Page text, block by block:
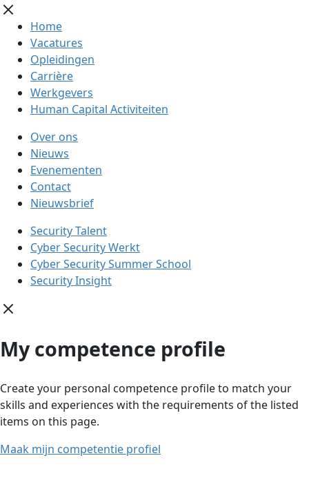
Home
Vacatures
Opleidingen
Carrière
Werkgevers
Human Capital Activiteiten
Over ons
Nieuws
Evenementen
Contact
Nieuwsbrief
Security Talent
Cyber Security Werkt
Cyber Security Summer School
Security Insight
My competence profile
Create your personal competence profile to match your
skills and experiences with the requirements of the listed
items on this page.
Maak mijn competentie profiel